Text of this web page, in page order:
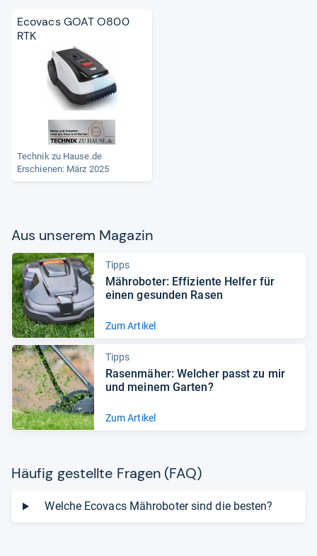
Ecovacs GOAT O800
RTK
Technik zu Hause.de
Erschienen: März 2025
Aus unse­rem Maga­zin
Tipps
Mähro­bo­ter: Effi­zi­ente Hel­fer für
einen gesun­den Rasen
Zum Artikel
Tipps
Rasen­mä­her: Wel­cher passt zu mir
und mei­nem Gar­ten?
Zum Artikel
Häu­fig gestellte Fra­gen (FAQ)
Welche Ecovacs Mähroboter sind die besten?